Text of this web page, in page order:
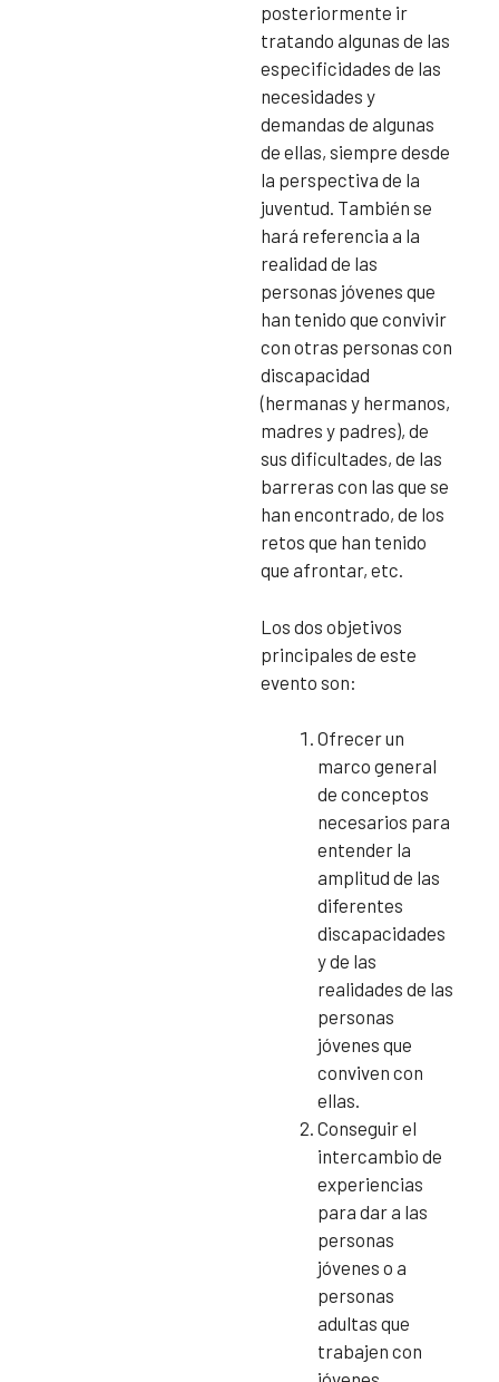
posteriormente ir
tratando algunas de las
especificidades de las
necesidades y
demandas de algunas
de ellas, siempre desde
la perspectiva de la
juventud. También se
hará referencia a la
realidad de las
personas jóvenes que
han tenido que convivir
con otras personas con
discapacidad
(hermanas y hermanos,
madres y padres), de
sus dificultades, de las
barreras con las que se
han encontrado, de los
retos que han tenido
que afrontar, etc.
Los dos objetivos
principales de este
evento son:
Ofrecer un
marco general
de conceptos
necesarios para
entender la
amplitud de las
diferentes
discapacidades
y de las
realidades de las
personas
jóvenes que
conviven con
ellas.
Conseguir el
intercambio de
experiencias
para dar a las
personas
jóvenes o a
personas
adultas que
trabajen con